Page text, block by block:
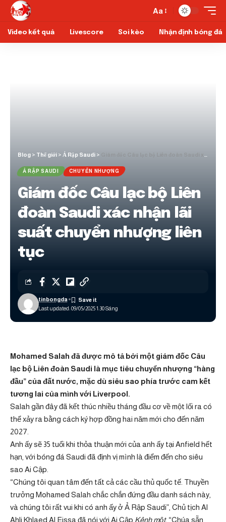
Aa
Video kết quả Livescore Soi kèo Nhận định bóng đá
Blog > Thế giới > Ả Rập Saudi >
Ả RẬP SAUDI CHUYỂN NHƯỢNG
Giám đốc Câu lạc bộ Liên
đoàn Saudi xác nhận lãi
suất chuyển nhượng liên
tục
Last updated: 09/05/2025 1:30 Sáng
tinbongda
Mohamed Salah đã được mô tả bởi một giám đốc Câu
lạc bộ Liên đoàn Saudi là mục tiêu chuyển nhượng “hàng
đầu” của đất nước, mặc dù siêu sao phía trước cam kết
tương lai của mình với Liverpool.
Salah gần đây đã kết thúc nhiều tháng đầu cơ về một lối ra có
thể xảy ra bằng cách ký hợp đồng hai năm mới cho đến năm
2027.
Anh ấy sẽ 35 tuổi khi thỏa thuận mới của anh ấy tại Anfield hết
hạn, với bóng đá Saudi đã định vị mình là điểm đến cho siêu
sao Ai Cập.
“Chúng tôi quan tâm đến tất cả các cầu thủ quốc tế. Thuyền
trưởng Mohamed Salah chắc chắn đứng đầu danh sách này,
và chúng tôi rất vui khi có anh ấy ở Ả Rập Saudi”, Chủ tịch Al
Ahli Khlaed Al Eissa đã nói với Ai Cập Kênh một. “Chúa sẵn